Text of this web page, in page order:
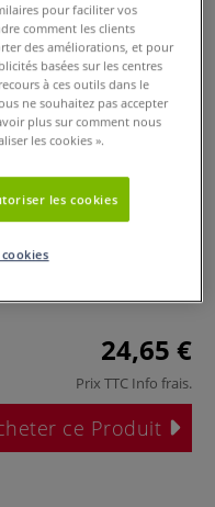
de
24,65 €
Prix TTC Info frais.
ce Produit
pour faciliter vos
comment les clients
des améliorations, et pour
basées sur les centres
à ces outils dans le
ne souhaitez pas accepter
plus sur comment nous
les cookies ».
les cookies